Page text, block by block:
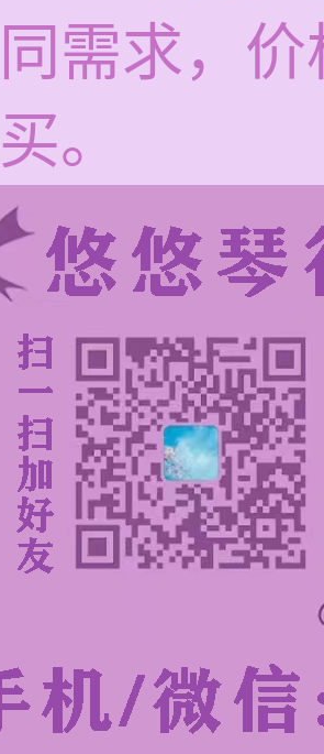
需求，
。